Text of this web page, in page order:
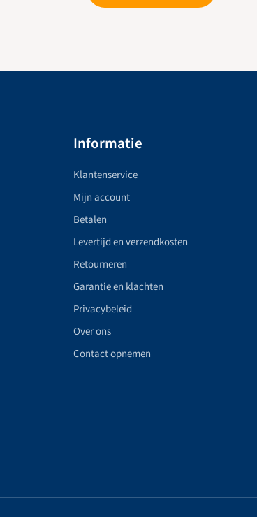
Informatie
Klantenservice
Mijn account
Betalen
Levertijd en verzendkosten
Retourneren
Garantie en klachten
Privacybeleid
Over ons
Contact opnemen